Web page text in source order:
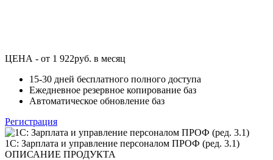
ЦЕНА - от 1 922руб. в месяц
15-30 дней бесплатного полного доступа
Ежедневное резервное копирование баз
Автоматическое обновление баз
Регистрация
1C: Зарплата и управление персоналом ПРОФ (ред. 3.1)
ОПИСАНИЕ ПРОДУКТА